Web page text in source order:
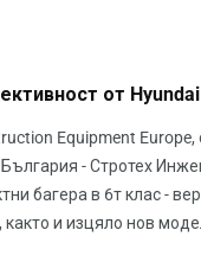
от Hyundai
Equipment
- Стротех
багера в 6т клас -
както и изцяло нов